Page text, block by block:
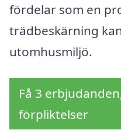
fördelar som en
trädbeskärning
utomhusmiljö.
Få 3
förpliktelser